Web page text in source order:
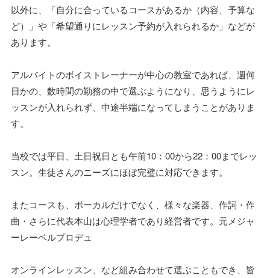
以外に、「自分に合っているコースがあるか（内容、予算な
ど）」や「希望通りにレッスン予約が入れられるか」などが
あります。
アルバイトのボイストレーナーが中心の教室であれば、週何
日かの、数時間の勤務の中で選ぶようになり、思うようにレ
ッスンが入れられず、中途半端になってしまうことがありま
す。
当校では平日、土日祝日とも午前10：00から22：00までレッ
スン。生徒さんのニーズにほぼ完璧に対応できます。
またコースも、ボーカルだけでなく、様々な楽器、作詞・作
曲・さらに代表本山は心理学者であり経営者です。元メジャ
ーレーベルプロデュ
オンラインレッスン、など組み合わせて選ぶこともでき、皆